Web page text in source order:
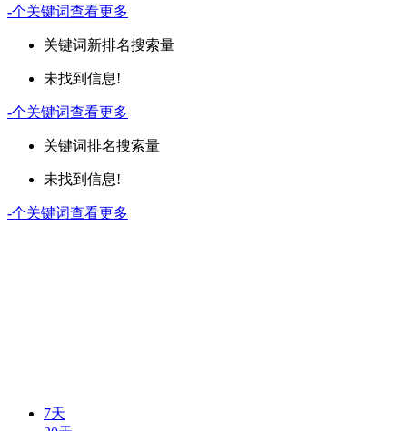
-个关键词查看更多
关键词新排名搜索量
未找到信息!
-个关键词查看更多
关键词排名搜索量
未找到信息!
-个关键词查看更多
7天